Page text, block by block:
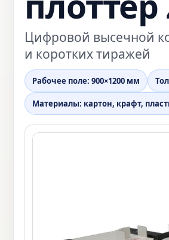
Цифровой высечной
и коротких тиражей
Рабочее поле: 900×1200 мм
Материалы: картон, крафт,